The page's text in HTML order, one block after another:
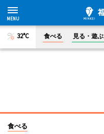
32°C 食べる 見る・遊ぶ
食べる